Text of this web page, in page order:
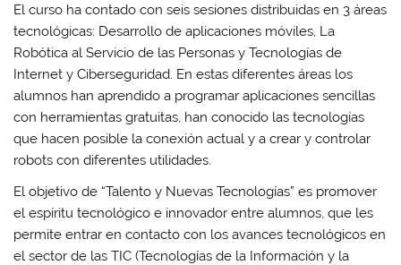
El curso ha contado con seis sesiones distribuidas en 3 áreas
tecnológicas: Desarrollo de aplicaciones móviles, La
Robótica al Servicio de las Personas y Tecnologías de
Internet y Ciberseguridad. En estas diferentes áreas los
alumnos han aprendido a programar aplicaciones sencillas
con herramientas gratuitas, han conocido las tecnologías
que hacen posible la conexión actual y a crear y controlar
robots con diferentes utilidades.
El objetivo de “Talento y Nuevas Tecnologías” es promover
el espíritu tecnológico e innovador entre alumnos, que les
permite entrar en contacto con los avances tecnológicos en
el sector de las TIC (Tecnologías de la Información y la